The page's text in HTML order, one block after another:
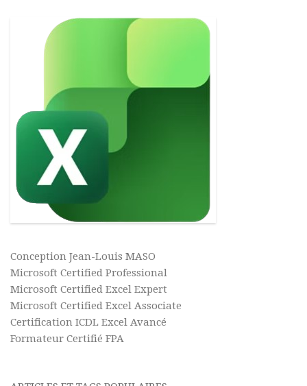
Conception Jean-Louis MASO
Microsoft Certified Professional
Microsoft Certified Excel Expert
Microsoft Certified Excel Associate
Certification ICDL Excel Avancé
Formateur Certifié FPA